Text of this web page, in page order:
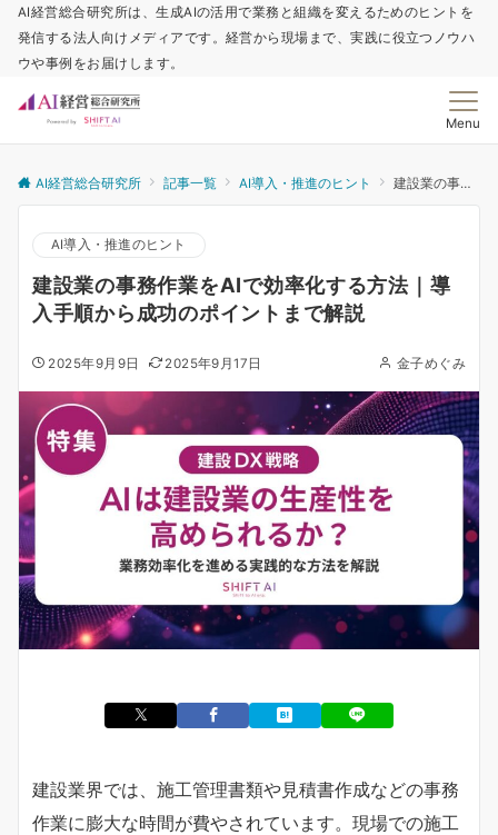
AI経営総合研究所は、生成AIの活用で業務と組織を変えるためのヒントを
発信する法人向けメディアです。経営から現場まで、実践に役立つノウハ
ウや事例をお届けします。
Menu
AI経営総合研究所 記事一覧 AI導入・推進のヒント 建設業の事務作業をAIで効率化する方法｜導入手順から成功のポイントまで解説
AI導入・推進のヒント
建設業の事務作業をAIで効率化する方法｜導
入手順から成功のポイントまで解説
2025年9月9日 2025年9月17日 金子めぐみ
建設業界では、施工管理書類や見積書作成などの事務
作業に膨大な時間が費やされています。現場での施工